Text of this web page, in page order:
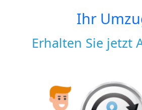
Ihr
Erhalten Sie jetzt